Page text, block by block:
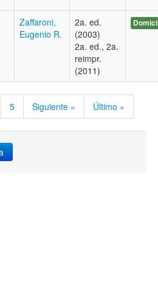
Zaffaroni,
Eugenio R.
2a. ed.
(2003)
2a. ed., 2a.
reimpr.
(2011)
5 Siguiente » Último »